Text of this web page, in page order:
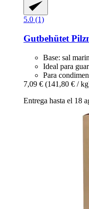
5.0 (1)
Gutbehütet
Base: sal
Ideal para
Para
7,09 € (141,80 € /
Entrega hasta el 18